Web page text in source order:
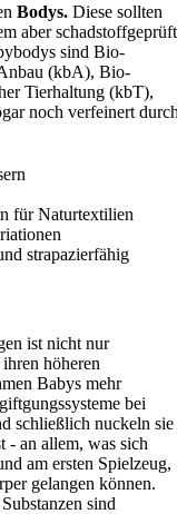
Bodys. Diese sollten
aber schadstoffgeprüft
sind Bio-
(kbA), Bio-
Tierhaltung (kbT),
noch verfeinert
für Naturtextilien
strapazierfähig
ist nicht nur
höheren
Babys mehr
bei
schließlich nuckeln sie
- an allem, was sich
am ersten Spielzeug,
gelangen können.
sind